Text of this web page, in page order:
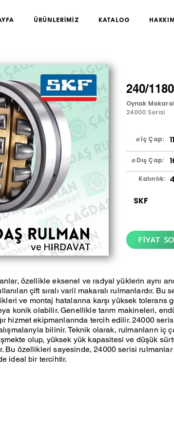
ÜRÜNLERİMİZ KATALOG
240/
Oynak
24000 Serisi
⌀ İç Çap:
⌀ Dış Çap:
Kalınlık:
SKF
FİYAT
özellikle eksenel ve radyal yüklerin aynı
çift sıralı varil makaralı rulmanlardır. Bu
ve montaj hatalarına karşı yüksek tolerans
konik olabilir. Genellikle tarım makineleri,
hizmet ekipmanlarında tercih edilir. 24000
bilinir. Teknik olarak, rulmanların iç
olup, yüksek yük kapasitesi ve düşük
Bu özellikleri sayesinde, 24000 serisi rulmanlar
ideal bir tercihtir.